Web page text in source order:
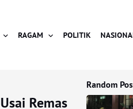
RAGAM POLITIK
Remas
Random